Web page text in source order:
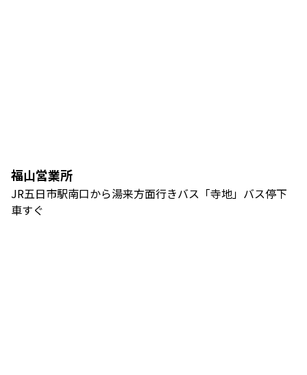
福山営業所
JR五日市駅南口から湯来方面行きバス「寺地」バス停下
車すぐ